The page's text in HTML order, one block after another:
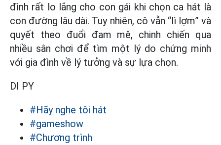
đình rất lo lắng cho con gái khi chọn ca hát là
con đường lâu dài. Tuy nhiên, cô vẫn “lì lợm” và
quyết theo đuổi đam mê, chinh chiến qua
nhiều sân chơi để tìm một lý do chứng minh
với gia đình về lý tưởng và sự lựa chọn.
DI PY
#Hãy nghe tôi hát
#gameshow
#Chương trình